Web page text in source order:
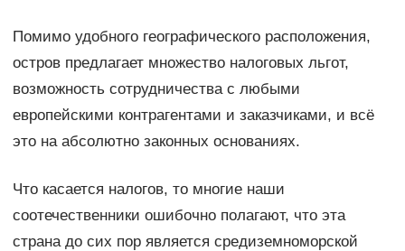
Помимо удобного географического расположения,
остров предлагает множество налоговых льгот,
возможность сотрудничества с любыми
европейскими контрагентами и заказчиками, и всё
это на абсолютно законных основаниях.
Что касается налогов, то многие наши
соотечественники ошибочно полагают, что эта
страна до сих пор является средиземноморской